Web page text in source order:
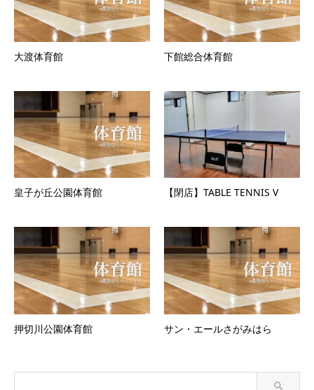
大渡体育館 下館総合体育館
皇子が丘公園体育館 【閉店】TABLE TENNIS V
押切川公園体育館 サン・エールさがみはら